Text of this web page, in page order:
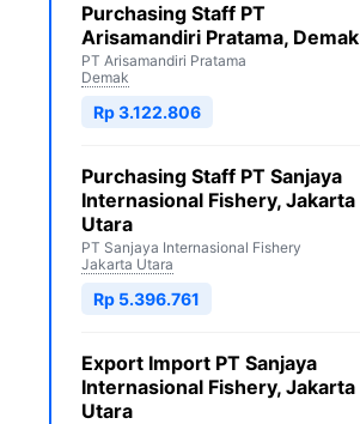
Purchasing Staff PT
Arisamandiri Pratama, Demak
PT Arisamandiri Pratama
Demak
Rp 3.122.806
Purchasing Staff PT Sanjaya
Internasional Fishery, Jakarta
Utara
PT Sanjaya Internasional Fishery
Jakarta Utara
Rp 5.396.761
Export Import PT Sanjaya
Internasional Fishery, Jakarta
Utara